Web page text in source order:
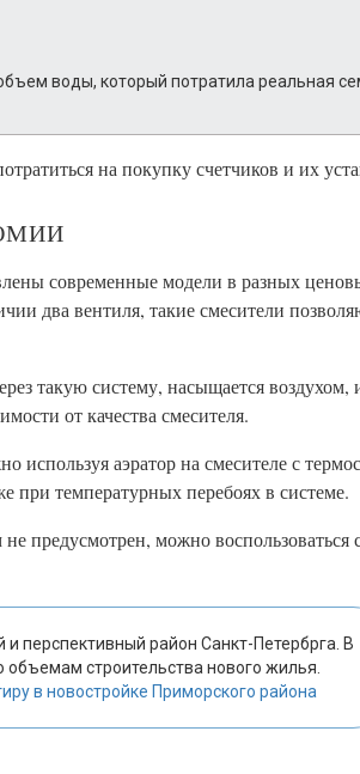
воды, который потратила реальная
на покупку счетчиков и их
современные модели в разных
два вентиля, такие смесители
такую систему, насыщается воздухом,
от качества смесителя.
используя аэратор на смесителе с
при температурных перебоях в системе.
предусмотрен, можно
перспективный район Санкт-Петербрга. В
строительства нового жилья.
в новостройке Приморского района